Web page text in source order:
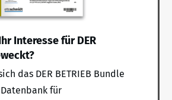
Interesse für DER
das DER BETRIEB Bundle
für